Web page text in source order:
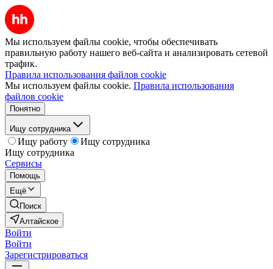
Мы используем файлы cookie, чтобы обеспечивать
правильную работу нашего веб-сайта и анализировать сетевой
трафик.
Правила использования файлов cookie
Мы используем файлы cookie. Правила использования
файлов cookie
Понятно
Ищу сотрудника
Ищу работу
Ищу сотрудника
Ищу сотрудника
Сервисы
Помощь
Ещё
Поиск
Алтайское
Войти
Войти
Зарегистрироваться